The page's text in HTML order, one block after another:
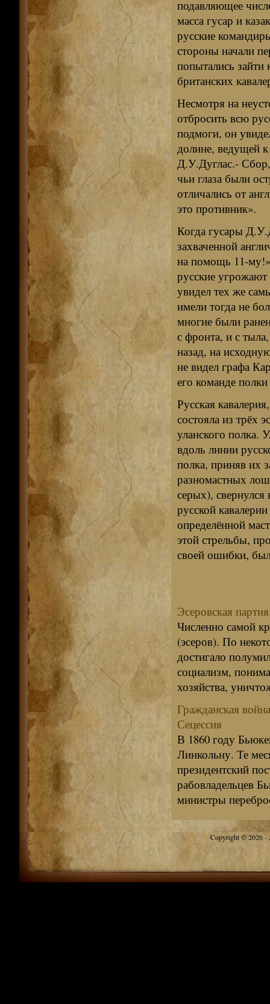
подавляющее
масса гусар и
русские
стороны начали
попытались зайти
британских
Несмотря на
отбросить всю
подмоги, он
долине, ведущей
Д.У.Дуглас.-
чьи глаза были
отличались от
это противник».
Когда гусары
захваченной
на помощь 11-му!»
русские
увидел тех же
имели тогда не
многие были
с фронта, и с
назад, на
не видел графа
его команде
Русская
состояла из трёх
уланского полка.
вдоль линии
полка, приняв их
разномастных
серых),
русской
определённой
этой стрельбы,
своей ошибки,
Эсеровская партия
Численно самой
(эсеров). По
достигало
социализм,
хозяйства,
Гражданская
Сецессия
В 1860 году
Линкольну. Те
президентский
рабовладельцев
министры
Copyright © 2026 -